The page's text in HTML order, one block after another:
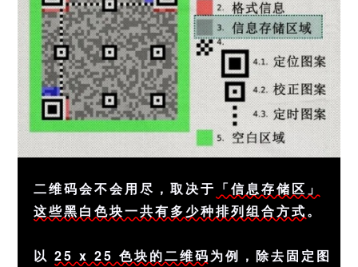
二维码会不会用尽，取决于 「信息存储区」
这些黑白色块一共有多少种排列组合方式。
以25 x 25 色块的二维码为例，除去固定图